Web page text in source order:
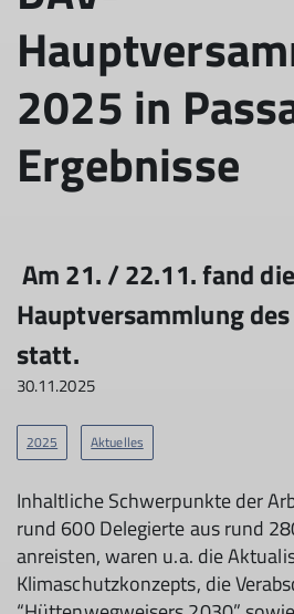
2025 in
Ergebnisse
Am 21. / 22.11. fand die
Hauptversammlung des
statt.
30.11.2025
2025 Aktuelles
Inhaltliche Schwerpunkte der
rund 600 Delegierte aus rund
anreisten, waren u.a. die
Klimaschutzkonzepts, die